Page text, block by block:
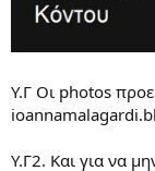
Υ.Γ Oι photos
Υ.Γ2. Kαι για να